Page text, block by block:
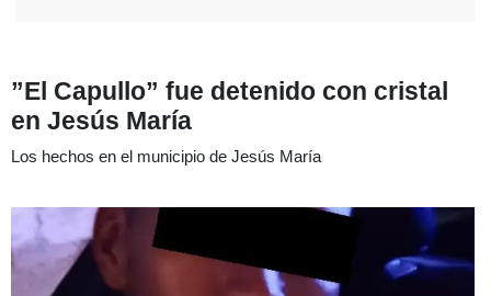
”El Capullo” fue detenido con cristal
en Jesús María
Los hechos en el municipio de Jesús María